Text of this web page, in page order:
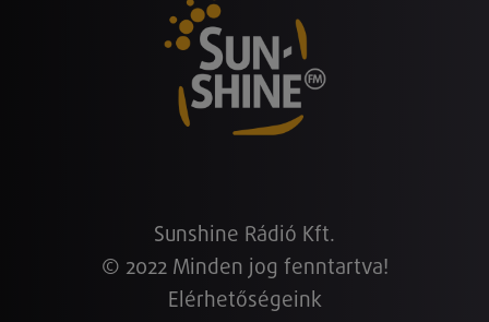
Sunshine Rádió Kft.
© 2022 Minden jog fenntartva!
Elérhetőségeink